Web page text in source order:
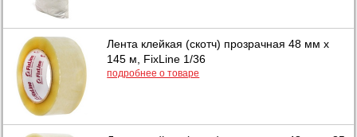
Лента клейкая (скотч) прозрачная 48 мм х
145 м, FixLine 1/36
подробнее о товаре